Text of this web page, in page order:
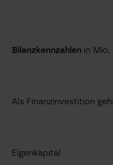
Bilanzkennzahlen in Mio.
Als Finanzinvestition
Eigenkapital